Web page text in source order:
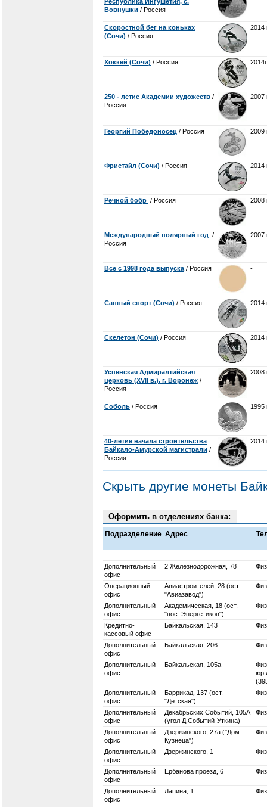
Вовнушки / Россия
Скоростной бег на коньках
(Сочи) / Россия
2014
Хоккей (Сочи) / Россия 2014г
250 - летие Академии художеств /
Россия
2007
Георгий Победоносец / Россия 2009
Фристайл (Сочи) / Россия 2014
Речной бобр / Россия 2008
Международный полярный год /
Россия
2007
Все с 1998 года выпуска / Россия -
Санный спорт (Сочи) / Россия 2014
Скелетон (Сочи) / Россия 2014
Успенская Адмиралтийская
церковь (XVII в.), г. Воронеж /
Россия
2008
Соболь / Россия 1995
40-летие начала строительства
Байкало-Амурской магистрали /
Россия
2014
Скрыть другие монеты
Оформить в отделениях банка:
Подразделение Адрес
Дополнительный
офис
2 Железнодорожная, 78
Операционный
офис
Авиастроителей, 28 (ост.
"Авиазавод")
Дополнительный
офис
Академическая, 18 (ост.
"пос. Энергетиков")
Кредитно-
кассовый офис
Байкальская, 143
Дополнительный
офис
Байкальская, 206
Дополнительный
офис
Байкальская, 105а
Дополнительный
офис
Баррикад, 137 (ост.
"Детская")
Дополнительный
офис
Декабрьских Событий, 105А
(угол Д.Событий-Уткина)
Дополнительный
офис
Дзержинского, 27а ("Дом
Кузнеца")
Дополнительный
офис
Дзержинского, 1
Дополнительный
офис
Ербанова проезд, 6
Дополнительный
офис
Лапина, 1